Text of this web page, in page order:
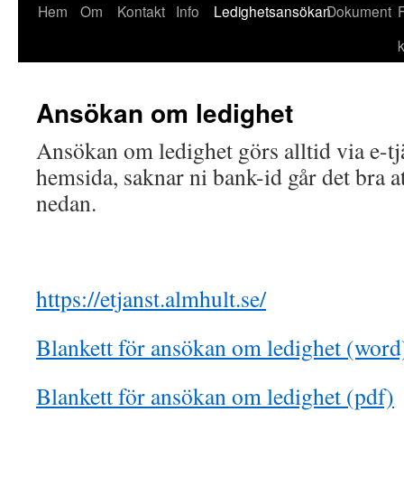
Hoppa
Hem Om Kontakt Info LedighetsansökanDokument
Ansökan om ledighet
Ansökan om ledighet görs alltid via e-
hemsida, saknar ni bank-id går det bra
nedan.
https://etjanst.almhult.se/
Blankett för ansökan om ledighet
Blankett för ansökan om ledighet (pdf)